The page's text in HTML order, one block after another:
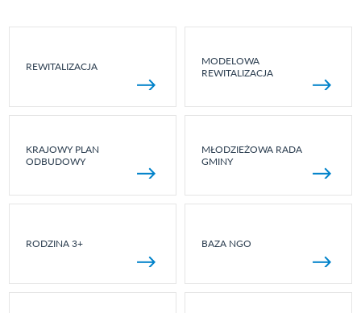
REWITALIZACJA
MODELOWA
REWITALIZACJA
KRAJOWY PLAN
ODBUDOWY
MŁODZIEŻOWA RADA
GMINY
RODZINA 3+ BAZA NGO